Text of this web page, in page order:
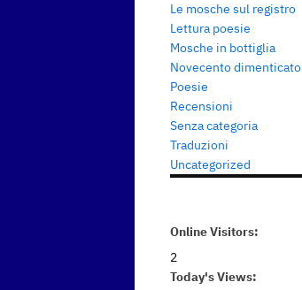
Le mosche sul registro
Lettura poesie
Mosche in bottiglia
Novecento dimenticato
Poesie
Recensioni
Senza categoria
Traduzioni
Uncategorized
Online Visitors:
2
Today's Views: